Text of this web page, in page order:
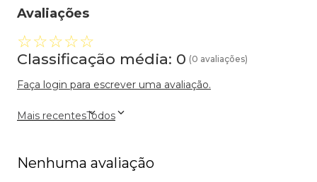
Avaliações
☆☆☆☆☆
Classificação média: 0 (0 avaliações)
Faça login para escrever uma avaliação.
Mais recentesTodos
Nenhuma avaliação